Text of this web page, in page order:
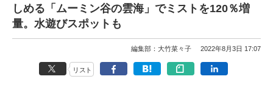
しめる「ムーミン谷の雲海」でミストを120％増
量。水遊びスポットも
編集部：大竹菜々子 2022年8月3日 17:07
リスト